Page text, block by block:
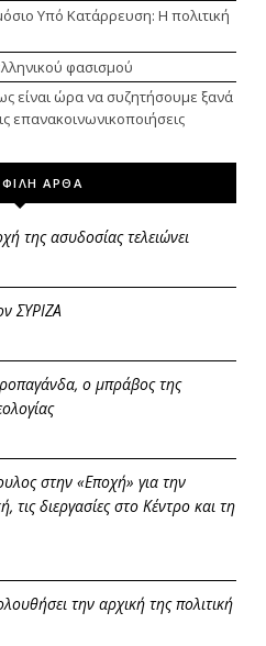
Υπό Κατάρρευση: Η πολιτική
φασισμού
είναι ώρα να συζητήσουμε ξανά
επανακοινωνικοποιήσεις
ΑΡΘΑ
της ασυδοσίας τελειώνει
ΣΥΡΙΖΑ
ο μπράβος της
στην «Εποχή» για την
τις διεργασίες στο Κέντρο και τη
την αρχική της πολιτική